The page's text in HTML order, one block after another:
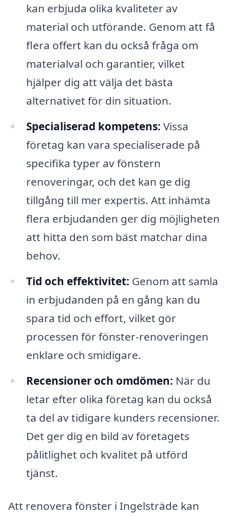
kan erbjuda olika kvaliteter av
material och utförande. Genom att få
flera offert kan du också fråga om
materialval och garantier, vilket
hjälper dig att välja det bästa
alternativet för din situation.
Specialiserad kompetens: Vissa
företag kan vara specialiserade på
specifika typer av fönstern
renoveringar, och det kan ge dig
tillgång till mer expertis. Att inhämta
flera erbjudanden ger dig möjligheten
att hitta den som bäst matchar dina
behov.
Tid och effektivitet: Genom att samla
in erbjudanden på en gång kan du
spara tid och effort, vilket gör
processen för fönster-renoveringen
enklare och smidigare.
Recensioner och omdömen: När du
letar efter olika företag kan du också
ta del av tidigare kunders recensioner.
Det ger dig en bild av företagets
pålitlighet och kvalitet på utförd
tjänst.
Att renovera fönster i Ingelsträde kan